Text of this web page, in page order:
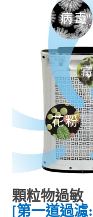
顆粒物過敏
第一道過濾: